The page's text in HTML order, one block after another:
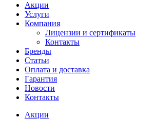
Акции
Услуги
Компания
Лицензии и сертификаты
Контакты
Бренды
Статьи
Оплата и доставка
Гарантия
Новости
Контакты
Акции